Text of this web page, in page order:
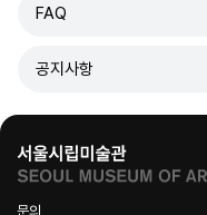
FAQ
공지사항
문의